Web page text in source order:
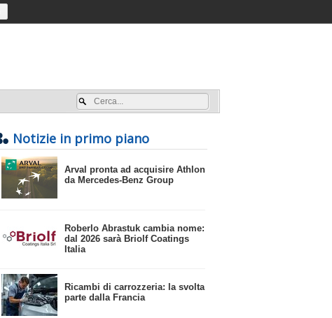
Notizie in primo piano
​Arval pronta ad acquisire Athlon
da Mercedes-Benz Group
​Roberlo Abrastuk cambia nome:
dal 2026 sarà Briolf Coatings
Italia
​Ricambi di carrozzeria: la svolta
parte dalla Francia